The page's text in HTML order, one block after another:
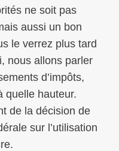
ne soit pas
aussi un bon
le verrez plus tard
nous allons parler
d’impôts,
quelle hauteur.
de la décision de
sur l’utilisation